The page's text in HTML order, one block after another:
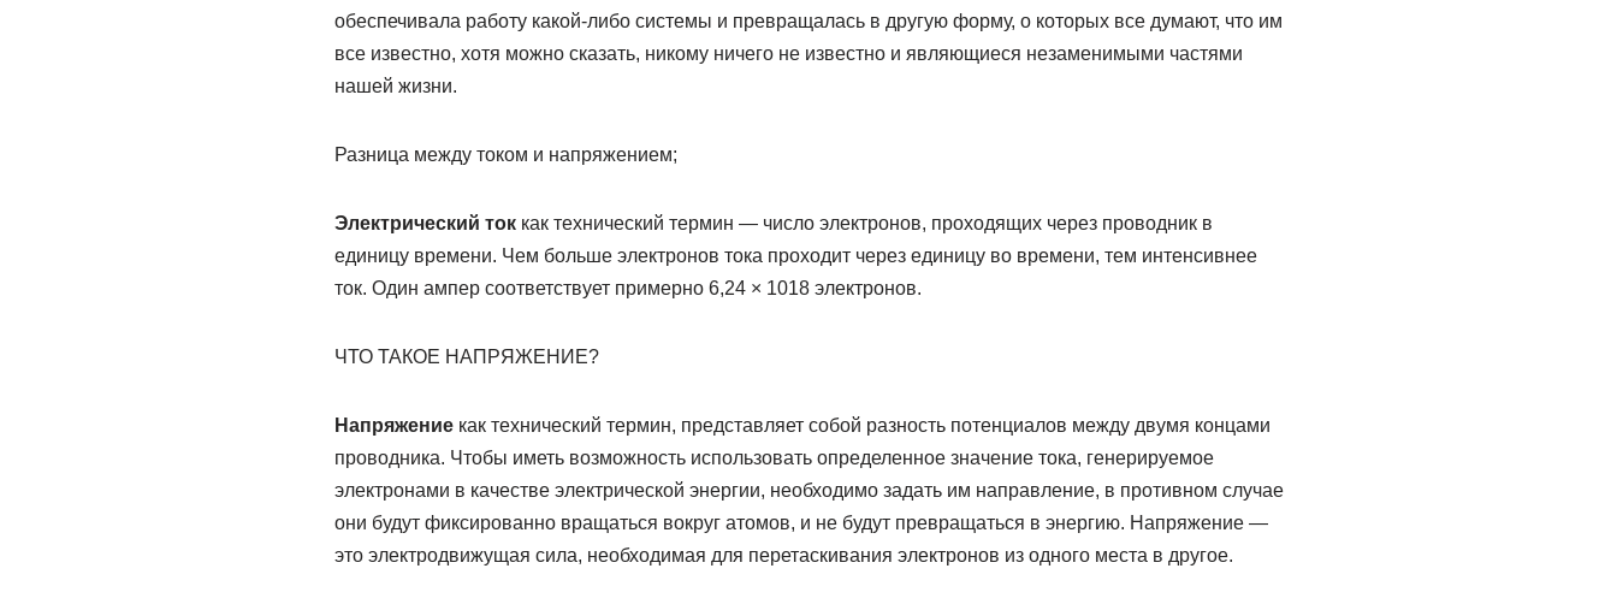
обеспечивала работу какой-либо системы и превращалась в другую форму, о которых все думают, что им
все известно, хотя можно сказать, никому ничего не известно и являющиеся незаменимыми частями
нашей жизни.
Разница между током и напряжением;
Электрический токкак технический термин — число электронов, проходящих через проводник в
единицу времени. Чем больше электронов тока проходит через единицу во времени, тем интенсивнее
ток. Один ампер соответствует примерно 6,24 × 1018 электронов.
ЧТО ТАКОЕ НАПРЯЖЕНИЕ?
Напряжениекак технический термин, представляет собой разность потенциалов между двумя концами
проводника. Чтобы иметь возможность использовать определенное значение тока, генерируемое
электронами в качестве электрической энергии, необходимо задать им направление, в противном случае
они будут фиксированно вращаться вокруг атомов, и не будут превращаться в энергию. Напряжение —
это электродвижущая сила, необходимая для перетаскивания электронов из одного места в другое.